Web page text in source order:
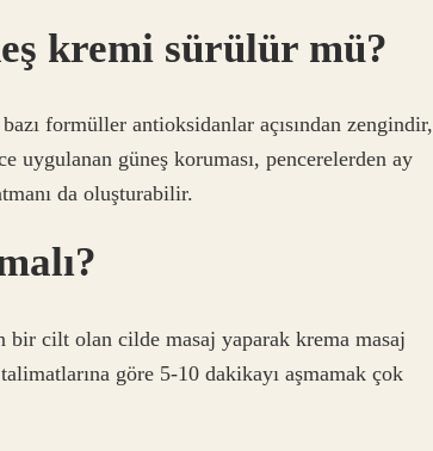
kremi sürülür mü?
formüller antioksidanlar açısından zengindir,
uygulanan güneş koruması, pencerelerden ay
da oluşturabilir.
bir cilt olan cilde masaj yaparak krema masaj
göre 5-10 dakikayı aşmamak çok